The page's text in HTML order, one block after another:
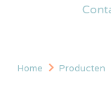
Home Producten